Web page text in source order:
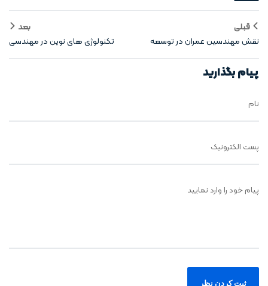
قبلی
نقش مهندسین عمران در توسعه
پایدار
بعد
تکنولوژی‌ های نوین در مهندسی
عمران
پیام بگذارید
نام
پست الکترونیک
پیام خود را وارد نمایید